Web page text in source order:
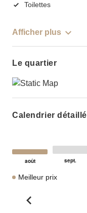
Toilettes
Afficher plus
Le quartier
Calendrier détaillé
Meilleur prix